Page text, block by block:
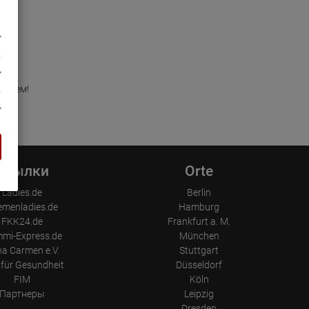
Ссылки
Ladies.de
FKK24.de
Express.de
Carmen e.V.
Gesundheit
FIM
Партнеры
Orte
Berlin
Hamburg
Frankfurt a. M.
München
Stuttgart
Düsseldorf
Köln
Leipzig